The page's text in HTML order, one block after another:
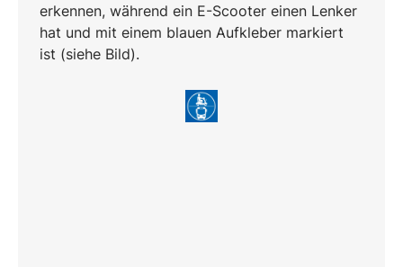
erkennen, während ein E-Scooter einen Lenker
hat und mit einem blauen Aufkleber markiert
ist (siehe Bild).